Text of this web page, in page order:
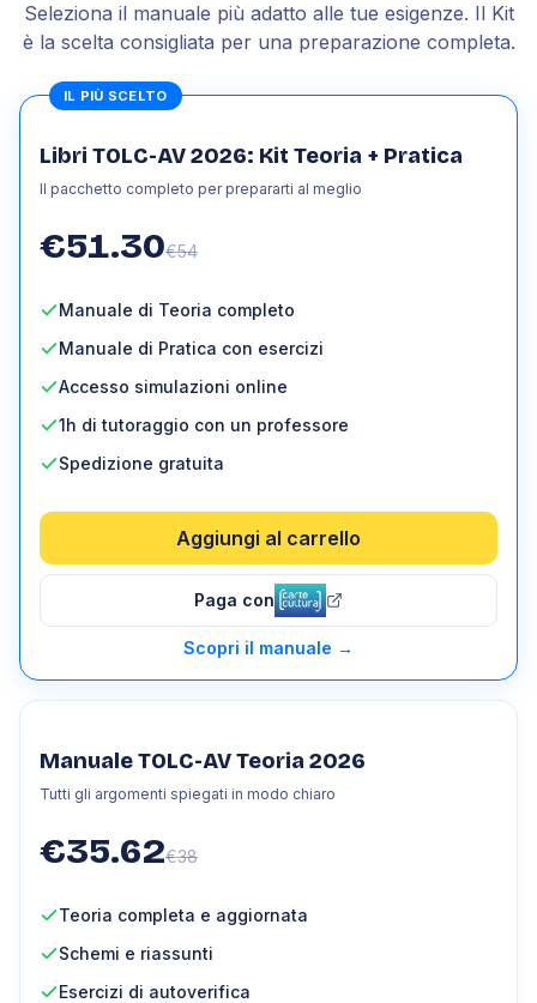
Seleziona il manuale più adatto alle tue esigenze. Il Kit
è la scelta consigliata per una preparazione completa.
IL PIÙ SCELTO
Libri TOLC-AV 2026: Kit Teoria + Pratica
Il pacchetto completo per prepararti al meglio
€51.30€54
Manuale di Teoria completo
Manuale di Pratica con esercizi
Accesso simulazioni online
1h di tutoraggio con un professore
Spedizione gratuita
Aggiungi al carrello
Paga con
Scopri il manuale →
Manuale TOLC-AV Teoria 2026
Tutti gli argomenti spiegati in modo chiaro
€35.62€38
Teoria completa e aggiornata
Schemi e riassunti
Esercizi di autoverifica